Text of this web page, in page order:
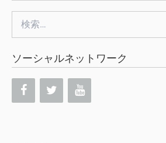
索:
ソーシャルネットワーク